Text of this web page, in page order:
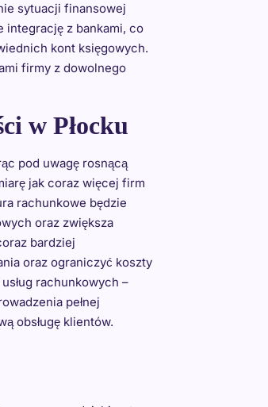
sytuacji finansowej
integrację z bankami, co
kont księgowych.
firmy z dowolnego
w Płocku
pod uwagę rosnącą
jak coraz więcej firm
rachunkowe będzie
oraz zwiększa
bardziej
oraz ograniczyć koszty
rachunkowych –
pełnej
obsługę klientów.